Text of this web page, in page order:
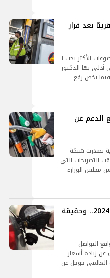
بعد قرار
الأكثر بحث ا
أدلى بها الدكتور
يخص رفع
الدعم عن
تصدرت شبكة
التصريحات التي
مجلس الوزارء
أسعار البنزين اليوم السبت 20-4-2024.. وحقيقة
التواصل
عن زيادة أسعار
العالمي جوجل عن